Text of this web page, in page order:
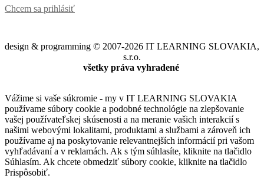
Chcem sa prihlásiť
design & programming © 2007-2026 IT LEARNING SLOVAKIA,
s.r.o.
všetky práva vyhradené
Vážime si vaše súkromie - my v IT LEARNING SLOVAKIA
používame súbory cookie a podobné technológie na zlepšovanie
vašej používateľskej skúsenosti a na meranie vašich interakcií s
našimi webovými lokalitami, produktami a službami a zároveň ich
používame aj na poskytovanie relevantnejších informácií pri vašom
vyhľadávaní a v reklamách. Ak s tým súhlasíte, kliknite na tlačidlo
Súhlasím. Ak chcete obmedziť súbory cookie, kliknite na tlačidlo
Prispôsobiť.